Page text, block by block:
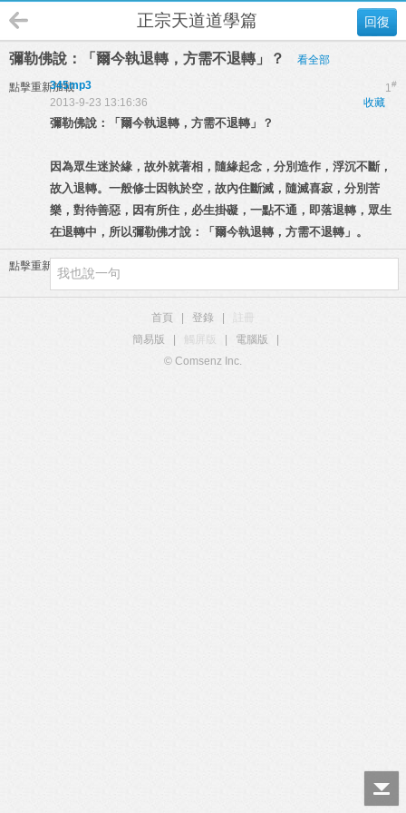
回復
正宗天道道學篇
彌勒佛說：「爾今執退轉，方需不退轉」？ 看全部
點擊重新加載 1#
345mp3
收藏
2013-9-23 13:16:36
彌勒佛說：「爾今執退轉，方需不退轉」？
因為眾生迷於緣，故外就著相，隨緣起念，分別造作，浮沉不斷，
故入退轉。一般修士因執於空，故內住斷滅，隨滅喜寂，分別苦
樂，對待善惡，因有所住，必生掛礙，一點不通，即落退轉，眾生
在退轉中，所以彌勒佛才說：「爾今執退轉，方需不退轉」。
點擊重新加載
首頁 登錄
簡易版
觸屏版 電腦版
© Comsenz Inc.